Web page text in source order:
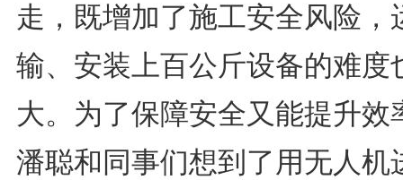
走，既增加了施工安全风险，
输、安装上百公斤设备的难度
大。为了保障安全又能提升效
潘聪和同事们想到了用无人机